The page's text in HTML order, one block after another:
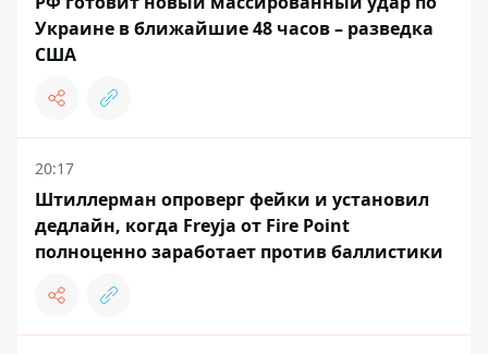
Украине в ближайшие 48 часов – разведка
США
20:17
Штиллерман опроверг фейки и установил
дедлайн, когда Freyja от Fire Point
полноценно заработает против баллистики